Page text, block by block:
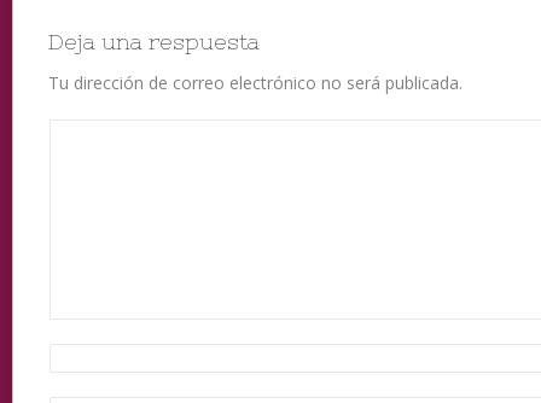
Deja una respuesta
Tu dirección de correo electrónico no será publicada.